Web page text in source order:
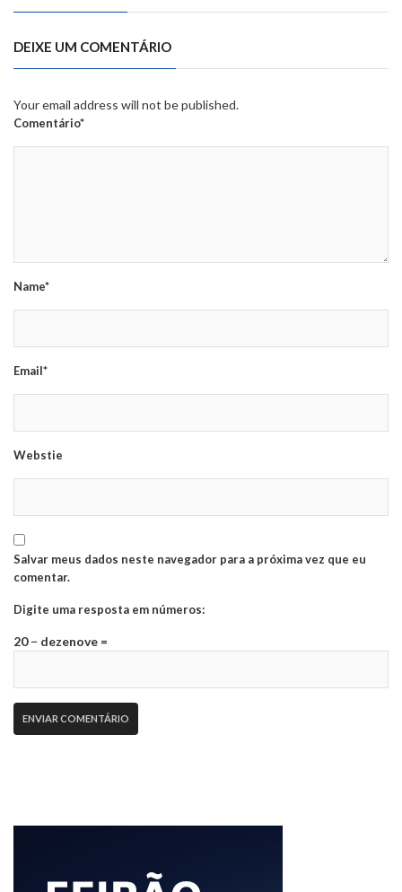
DEIXE UM COMENTÁRIO
Your email address will not be published.
Comentário*
Name*
Email*
Webstie
Salvar meus dados neste navegador para a próxima vez que eu
comentar.
Digite uma resposta em números:
20 − dezenove =